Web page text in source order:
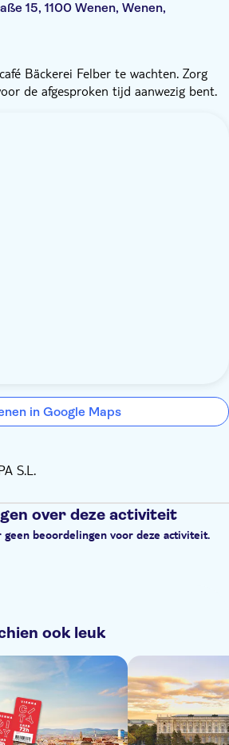
15, 1100 Wenen, Wenen,
Bäckerei Felber te wachten. Zorg
de afgesproken tijd aanwezig bent.
in Google Maps
S.L.
over deze activiteit
beoordelingen voor deze activiteit.
ook leuk